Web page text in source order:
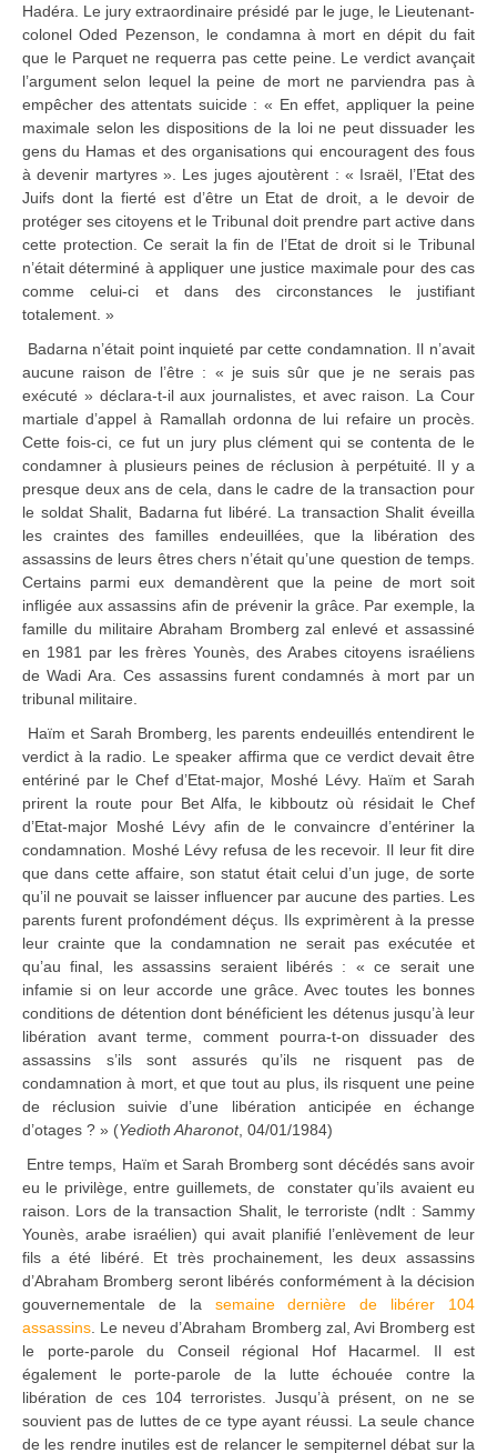
Hadéra. Le jury extraordinaire présidé par le juge, le Lieutenant-
colonel Oded Pezenson, le condamna à mort en dépit du fait
que le Parquet ne requerra pas cette peine. Le verdict avançait
l’argument selon lequel la peine de mort ne parviendra pas à
empêcher des attentats suicide : « En effet, appliquer la peine
maximale selon les dispositions de la loi ne peut dissuader les
gens du Hamas et des organisations qui encouragent des fous
à devenir martyres ». Les juges ajoutèrent : « Israël, l’Etat des
Juifs dont la fierté est d’être un Etat de droit, a le devoir de
protéger ses citoyens et le Tribunal doit prendre part active dans
cette protection. Ce serait la fin de l’Etat de droit si le Tribunal
n’était déterminé à appliquer une justice maximale pour des cas
comme celui-ci et dans des circonstances le justifiant
totalement. »
Badarna n’était point inquieté par cette condamnation. Il n’avait
aucune raison de l’être : « je suis sûr que je ne serais pas
exécuté » déclara-t-il aux journalistes, et avec raison. La Cour
martiale d’appel à Ramallah ordonna de lui refaire un procès.
Cette fois-ci, ce fut un jury plus clément qui se contenta de le
condamner à plusieurs peines de réclusion à perpétuité. Il y a
presque deux ans de cela, dans le cadre de la transaction pour
le soldat Shalit, Badarna fut libéré. La transaction Shalit éveilla
les craintes des familles endeuillées, que la libération des
assassins de leurs êtres chers n’était qu’une question de temps.
Certains parmi eux demandèrent que la peine de mort soit
infligée aux assassins afin de prévenir la grâce. Par exemple, la
famille du militaire Abraham Bromberg zal enlevé et assassiné
en 1981 par les frères Younès, des Arabes citoyens israéliens
de Wadi Ara. Ces assassins furent condamnés à mort par un
tribunal militaire.
Haïm et Sarah Bromberg, les parents endeuillés entendirent le
verdict à la radio. Le speaker affirma que ce verdict devait être
entériné par le Chef d’Etat-major, Moshé Lévy. Haïm et Sarah
prirent la route pour Bet Alfa, le kibboutz où résidait le Chef
d’Etat-major Moshé Lévy afin de le convaincre d’entériner la
condamnation. Moshé Lévy refusa de les recevoir. Il leur fit dire
que dans cette affaire, son statut était celui d’un juge, de sorte
qu’il ne pouvait se laisser influencer par aucune des parties. Les
parents furent profondément déçus. Ils exprimèrent à la presse
leur crainte que la condamnation ne serait pas exécutée et
qu’au final, les assassins seraient libérés : « ce serait une
infamie si on leur accorde une grâce. Avec toutes les bonnes
conditions de détention dont bénéficient les détenus jusqu’à leur
libération avant terme, comment pourra-t-on dissuader des
assassins s’ils sont assurés qu’ils ne risquent pas de
condamnation à mort, et que tout au plus, ils risquent une peine
de réclusion suivie d’une libération anticipée en échange
d’otages ? » (Yedioth Aharonot, 04/01/1984)
Entre temps, Haïm et Sarah Bromberg sont décédés sans avoir
eu le privilège, entre guillemets, de constater qu’ils avaient eu
raison. Lors de la transaction Shalit, le terroriste (ndlt : Sammy
Younès, arabe israélien) qui avait planifié l’enlèvement de leur
fils a été libéré. Et très prochainement, les deux assassins
d’Abraham Bromberg seront libérés conformément à la décision
gouvernementale de la semaine dernière de libérer 104
assassins . Le neveu d’Abraham Bromberg zal, Avi Bromberg est
le porte-parole du Conseil régional Hof Hacarmel. Il est
également le porte-parole de la lutte échouée contre la
libération de ces 104 terroristes. Jusqu’à présent, on ne se
souvient pas de luttes de ce type ayant réussi. La seule chance
de les rendre inutiles est de relancer le sempiternel débat sur la